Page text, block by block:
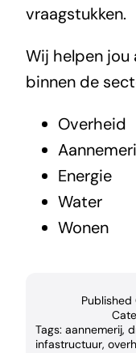
vraagstukken.
Wij helpen jou
binnen de
Overheid
Energie
Water
Wonen
Published
Tags: aannemerij,
infastructuur,